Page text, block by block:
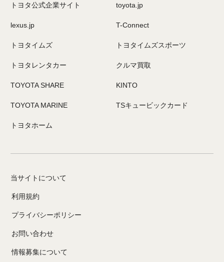
トヨタ公式企業サイト toyota.jp
lexus.jp T-Connect
トヨタイムズ トヨタイムズスポーツ
トヨタレンタカー クルマ買取
TOYOTA SHARE KINTO
TOYOTA MARINE TSキュービックカード
トヨタホーム
当サイトについて
利用規約
プライバシーポリシー
お問い合わせ
情報募集について